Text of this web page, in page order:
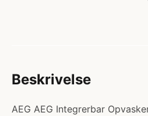
Beskrivelse
AEG AEG Integrerbar